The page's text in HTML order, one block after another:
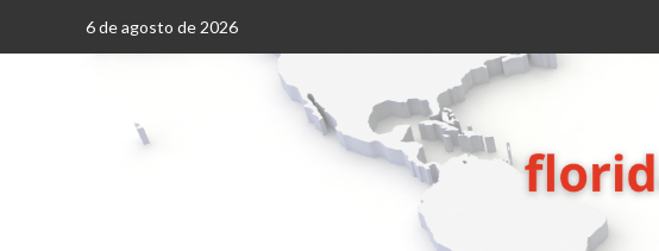
6 de agosto de 2026